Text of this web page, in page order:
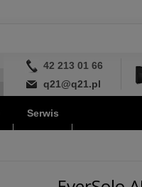
42 213 01 66
q21@q21.pl
Serwis